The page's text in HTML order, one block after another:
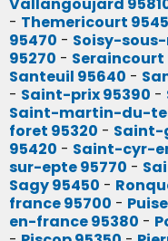
- Themericourt
95470 - Soisy-
95270 - Seraincourt
Santeuil 95640 -
- Saint-prix 95390 -
Saint-martin-du-
foret 95320 - Saint-
95420 - Saint-cyr-
sur-epte 95770 -
Sagy 95450 -
france 95700 -
en-france 95380 -